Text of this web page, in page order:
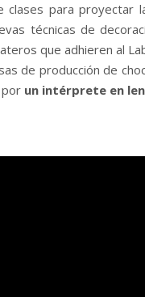
clases para proyectar
técnicas de
que adhieren al
de producción de
un intérprete en